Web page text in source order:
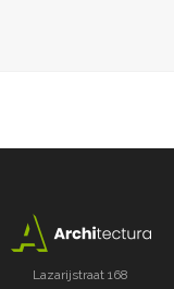
Lazarijstraat 168